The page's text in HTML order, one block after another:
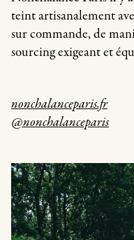
teint artisanalement
sur commande, de
sourcing exigeant et
nonchalanceparis.fr
@nonchalanceparis